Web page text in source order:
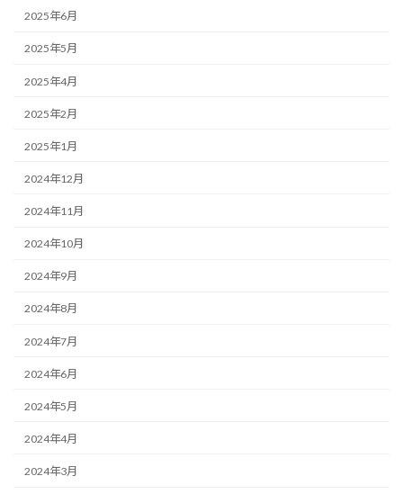
2025年6月
2025年5月
2025年4月
2025年2月
2025年1月
2024年12月
2024年11月
2024年10月
2024年9月
2024年8月
2024年7月
2024年6月
2024年5月
2024年4月
2024年3月